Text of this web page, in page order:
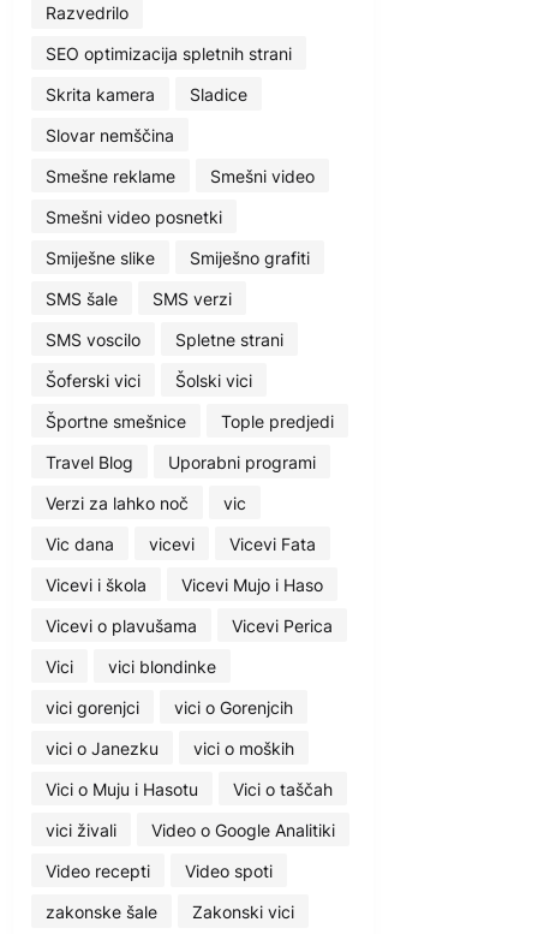
Razvedrilo
SEO optimizacija spletnih strani
Skrita kamera
Sladice
Slovar nemščina
Smešne reklame
Smešni video
Smešni video posnetki
Smiješne slike
Smiješno grafiti
SMS šale
SMS verzi
SMS voscilo
Spletne strani
Šoferski vici
Šolski vici
Športne smešnice
Tople predjedi
Travel Blog
Uporabni programi
Verzi za lahko noč
vic
Vic dana
vicevi
Vicevi Fata
Vicevi i škola
Vicevi Mujo i Haso
Vicevi o plavušama
Vicevi Perica
Vici
vici blondinke
vici gorenjci
vici o Gorenjcih
vici o Janezku
vici o moških
Vici o Muju i Hasotu
Vici o taščah
vici živali
Video o Google Analitiki
Video recepti
Video spoti
zakonske šale
Zakonski vici